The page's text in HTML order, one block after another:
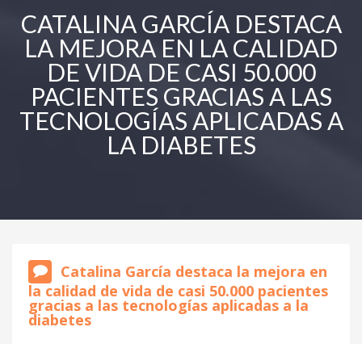
CATALINA GARCÍA DESTACA
LA MEJORA EN LA CALIDAD
DE VIDA DE CASI 50.000
PACIENTES GRACIAS A LAS
TECNOLOGÍAS APLICADAS A
LA DIABETES
Catalina García destaca la mejora en
la calidad de vida de casi 50.000 pacientes
gracias a las tecnologías aplicadas a la
diabetes